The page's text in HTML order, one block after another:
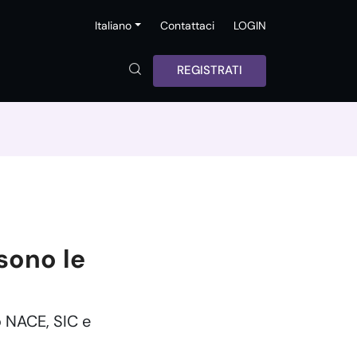
Italiano Contattaci LOGIN
REGISTRATI
le
SIC e